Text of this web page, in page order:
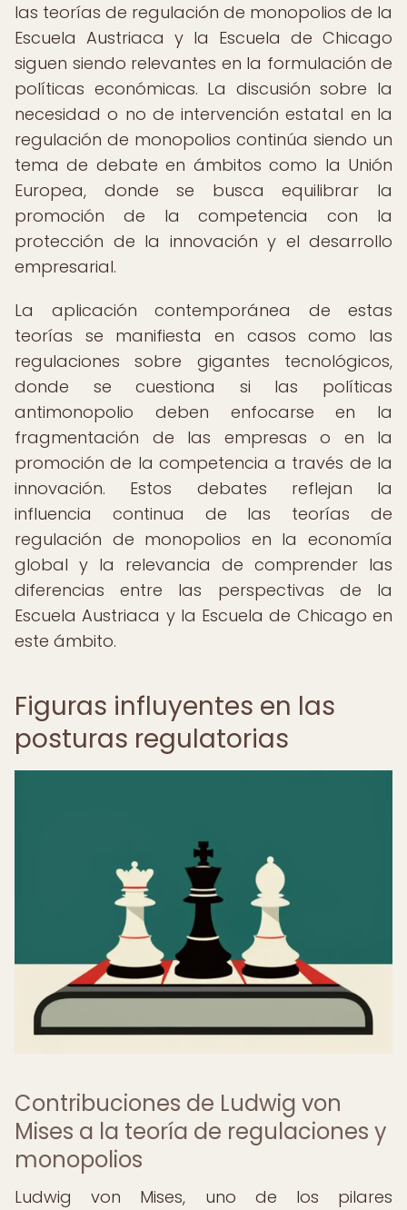
las teorías de regulación de monopolios de la
Escuela Austriaca y la Escuela de Chicago
siguen siendo relevantes en la formulación de
políticas económicas. La discusión sobre la
necesidad o no de intervención estatal en la
regulación de monopolios continúa siendo un
tema de debate en ámbitos como la Unión
Europea, donde se busca equilibrar la
promoción de la competencia con la
protección de la innovación y el desarrollo
empresarial.
La aplicación contemporánea de estas
teorías se manifiesta en casos como las
regulaciones sobre gigantes tecnológicos,
donde se cuestiona si las políticas
antimonopolio deben enfocarse en la
fragmentación de las empresas o en la
promoción de la competencia a través de la
innovación. Estos debates reflejan la
influencia continua de las teorías de
regulación de monopolios en la economía
global y la relevancia de comprender las
diferencias entre las perspectivas de la
Escuela Austriaca y la Escuela de Chicago en
este ámbito.
Figuras influyentes en las
posturas regulatorias
Contribuciones de Ludwig von
Mises a la teoría de regulaciones y
monopolios
Ludwig von Mises, uno de los pilares